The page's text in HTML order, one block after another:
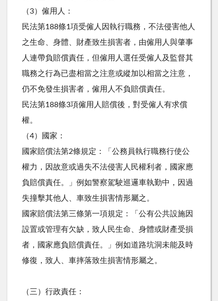
（3）僱用人：
民法第188條1項受僱人因執行職務，不法侵害他人
之生命、身體、財產致生損害者，由僱用人與肇事
人連帶負賠償責任，但僱用人選任受僱人及監督其
職務之行為已盡相當之注意或縱加以相當之注意，
仍不免發生損害者，僱用人不負賠償責任。
民法第188條3項僱用人賠償後，對受僱人有求償
權。
（4）國家：
國家賠償法第2條規定：「公務員執行職務行使公
權力，因故意或過失不法侵害人民權利者，國家應
負賠償責任。」例如警察駕駛巡邏車執勤中，因過
失撞擊其他人、車致生損害情形屬之。
國家賠償法第三條第一項規定：「公有公共設施因
設置或管理有欠缺，致人民生命、身體或財產受損
者，國家應負賠償責任。」例如道路坑洞未能及時
修復，致人、車摔落致生損害情形屬之。
（三）行政責任：